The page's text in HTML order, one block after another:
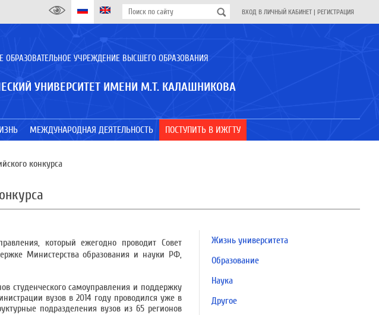
ВХОД В ЛИЧНЫЙ КАБИНЕТ | РЕГИСТРАЦИЯ
УЧРЕЖДЕНИЕ ВЫСШЕГО ОБРАЗОВАНИЯ
УНИВЕРСИТЕТ ИМЕНИ М.Т. КАЛАШНИКОВА
МЕЖДУНАРОДНАЯ ДЕЯТЕЛЬНОСТЬ ПОСТУПИТЬ В ИЖГТУ
конкурса
который ежегодно проводит Совет
Министерства образования и науки РФ,
студенческого самоуправления и поддержку
вузов в 2014 году проводился уже в
подразделения вузов из 65 регионов
Жизнь университета
Образование
Наука
Другое